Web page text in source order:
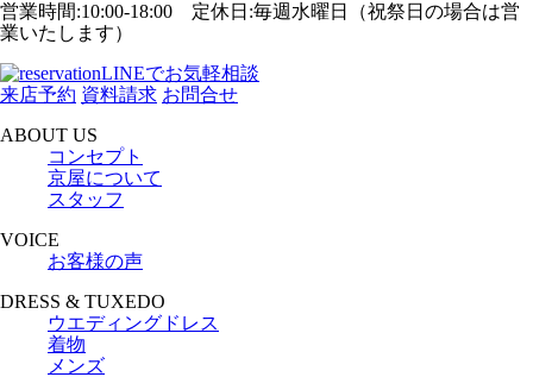
営業時間:10:00-18:00 定休日:毎週水曜日（祝祭日の場合は営
業いたします）
LINEでお気軽相談
来店予約 資料請求 お問合せ
ABOUT US
コンセプト
京屋について
スタッフ
VOICE
お客様の声
DRESS & TUXEDO
ウエディングドレス
着物
メンズ